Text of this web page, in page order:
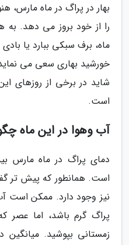
بهار در پراگ در ماه مارس،
را از خود بروز می دهد.
ماه، برف سبکی ببارد یا
خورشید بهاری سعی می
شاید در برخی از روزهای
است.
آب وهوا در این ماه
است. همانطور که پیش تر
نیز وجود دارد. ممکن است
پراگ گرم باشد، اما عصر